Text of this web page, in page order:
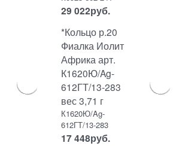
29 022руб.
*Кольцо р.20
Фиалка Иолит
Африка арт.
К1620Ю/Ag-
612ГТ/13-283
вес 3,71 г
К1620Ю/Ag-
612ГТ/13-283
17 448руб.